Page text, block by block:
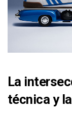
La
técnica y